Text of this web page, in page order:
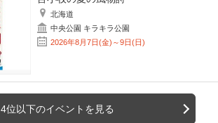
北海道
中央公園 キラキラ公園
2026年8月7日(金)～9日(日)
4位以下のイベントを見る